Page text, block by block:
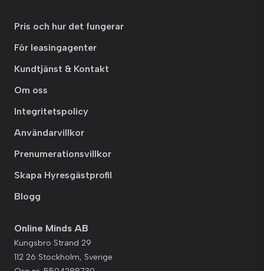
Pris och hur det fungerar
För leasingagenter
Kundtjänst & Kontakt
Om oss
Integritetspolicy
Användarvillkor
Prenumerationsvillkor
Skapa Hyresgästprofil
Blogg
Online Minds AB
Kungsbro Strand 29
112 26 Stockholm, Sverige